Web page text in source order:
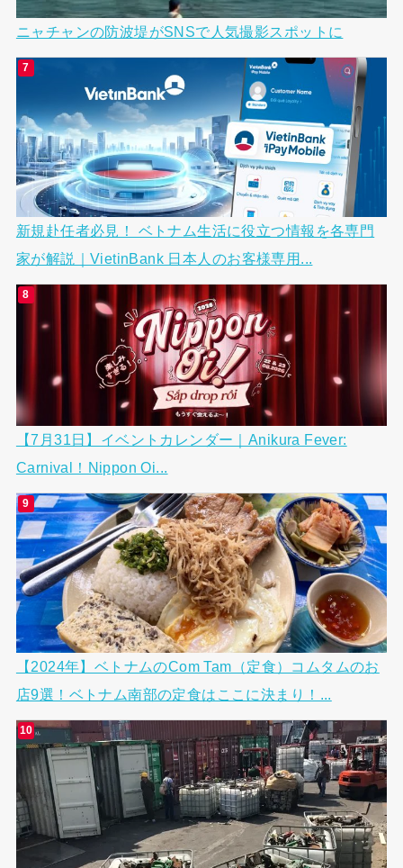
ニャチャンの防波堤がSNSで人気撮影スポットに
新規赴任者必見！ ベトナム生活に役立つ情報を各専門
家が解説｜VietinBank 日本人のお客様専用...
【7月31日】イベントカレンダー｜Anikura Fever:
Carnival！Nippon Oi...
【2024年】ベトナムのCom Tam（定食）コムタムのお
店9選！ベトナム南部の定食はここに決まり！...